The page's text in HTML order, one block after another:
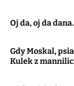
Oj da, oj da
Gdy Moskal,
Kulek z